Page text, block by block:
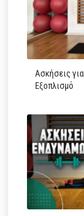
Ασκήσεις
Εξοπλισμό